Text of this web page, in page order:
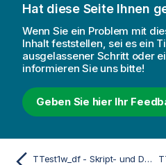
Hat diese Seite Ihnen
Wenn Sie ein Problem mit
Inhalt feststellen, sei es ein
ausgelassener Schritt oder
informieren Sie uns bitte!
Geben Sie hier Ihr
TTest1w_df - Skript- und Diagrammfunktion